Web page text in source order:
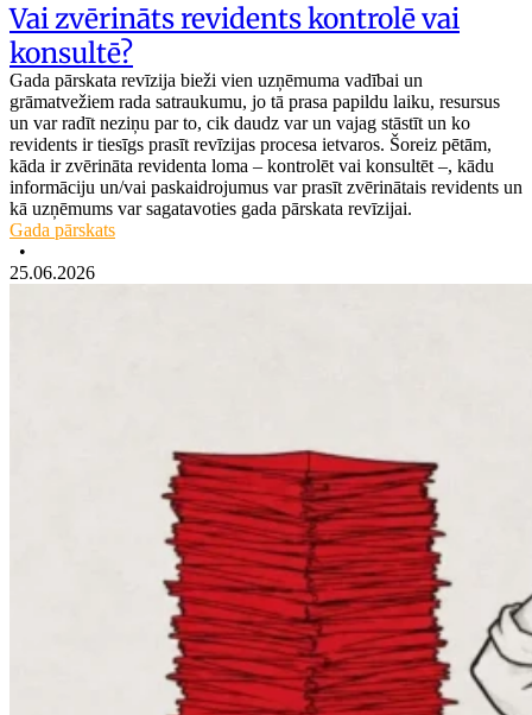
Vai zvērināts revidents kontrolē vai
konsultē?
Gada pārskata revīzija bieži vien uzņēmuma vadībai un
grāmatvežiem rada satraukumu, jo tā prasa papildu laiku, resursus
un var radīt neziņu par to, cik daudz var un vajag stāstīt un ko
revidents ir tiesīgs prasīt revīzijas procesa ietvaros. Šoreiz pētām,
kāda ir zvērināta revidenta loma – kontrolēt vai konsultēt –, kādu
informāciju un/vai paskaidrojumus var prasīt zvērinātais revidents un
kā uzņēmums var sagatavoties gada pārskata revīzijai.
Gada pārskats
•
25.06.2026